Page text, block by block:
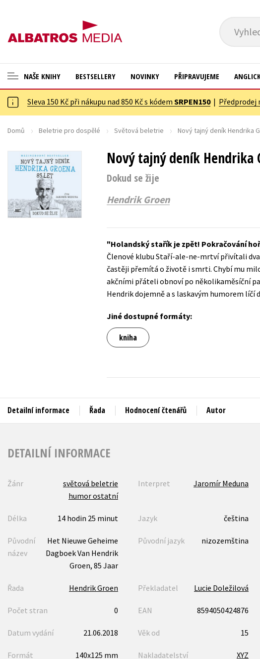
NAŠE KNIHY
ANGLICKÉ KNIHY -20 %
NOVÝ VÝPRODEJ -70 %
ASTERIX S DÁRKEM
🎁DÁRKOVÉ PUBLIKACE
✉️ DÁRKOVÉ POUKAZY
Cestování
Dárkové publikace
Digitální fotografie
Esoterika a duchovní svět
Historie a military
Jazyky
Kalendáře
Kariéra a osobní rozvoj
Komiks
BESTSELLERY NOVINKY PŘIPRAVUJEME
Sleva 150 Kč při nákupu nad 850 Kč s kódem SRPEN150| Předprodej
Domů Beletrie pro dospělé Světová beletrie Nový tajný deník Hendrika
Nový tajný deník
Dokud se žije
Hendrik Groen
Holandský stařík je zpět! Pokračování
Členové klubu Staří-ale-ne-mrtví přivítali
častěji přemítá o životě i smrti. Chybí mu
akčními přáteli obnoví po několikaměsíční
Hendrik dojemně a s laskavým humorem líčí
Jiné dostupné formáty:
kniha
Detailní informace Řada Hodnocení čtenářů Autor
DETAILNÍ INFORMACE
Žánr
světová beletrie
humor ostatní
Interpret Jaromír Meduna
Délka 14 hodin 25 minut Jazyk čeština
Původní
název
Het Nieuwe Geheime
Dagboek Van Hendrik
Groen, 85 Jaar
Původní jazyk nizozemština
Řada Hendrik Groen Překladatel Lucie Doležilová
Počet stran 0 EAN 8594050424876
Datum vydání 21.06.2018 Věk od 15
Formát 140x125 mm Nakladatelství XYZ